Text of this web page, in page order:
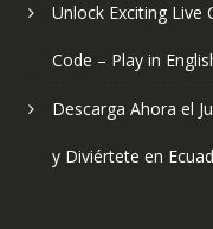
Unlock Exciting Live
Code – Play in
Descarga Ahora el
y Diviértete en